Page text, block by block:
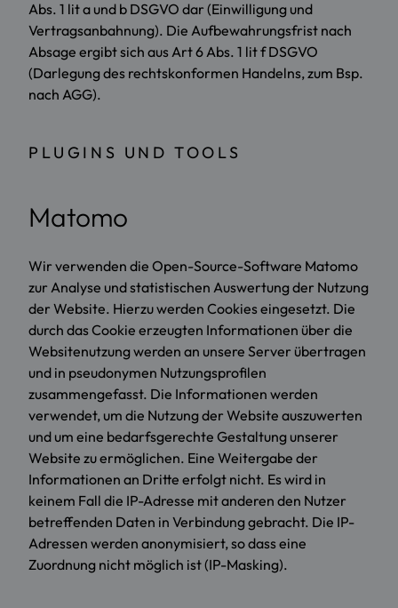
Abs. 1 lit a und b DSGVO dar (Einwilligung und
Vertragsanbahnung). Die Aufbewahrungsfrist nach
Absage ergibt sich aus Art 6 Abs. 1 lit f DSGVO
(Darlegung des rechtskonformen Handelns, zum Bsp.
nach AGG).
PLUGINS UND TOOLS
Matomo
Wir verwenden die Open-Source-Software Matomo
zur Analyse und statistischen Auswertung der Nutzung
der Website. Hierzu werden Cookies eingesetzt. Die
durch das Cookie erzeugten Informationen über die
Websitenutzung werden an unsere Server übertragen
und in pseudonymen Nutzungsprofilen
zusammengefasst. Die Informationen werden
verwendet, um die Nutzung der Website auszuwerten
und um eine bedarfsgerechte Gestaltung unserer
Website zu ermöglichen. Eine Weitergabe der
Informationen an Dritte erfolgt nicht. Es wird in
keinem Fall die IP-Adresse mit anderen den Nutzer
betreffenden Daten in Verbindung gebracht. Die IP-
Adressen werden anonymisiert, so dass eine
Zuordnung nicht möglich ist (IP-Masking).